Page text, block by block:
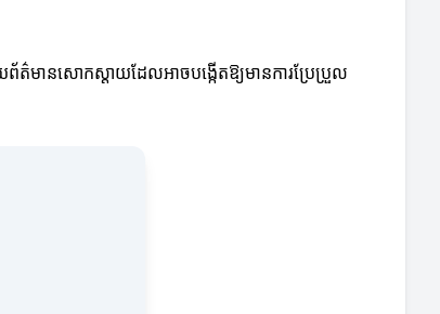
ត៌មានសោកស្តាយដែលអាចបង្កើតឱ្យមានការប្រែប្រួល